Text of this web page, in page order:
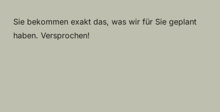
Sie bekommen exakt das, was wir für Sie geplant
haben. Versprochen!